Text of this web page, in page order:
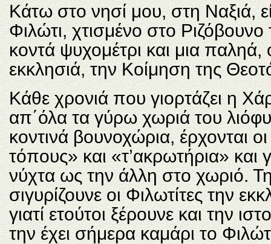
Κάτω στο νησί μου, στη Ναξιά,
Φιλώτι, χτισμένο στο Ριζόβουνο
κοντά ψυχομέτρι και μια
εκκλησιά, την Κοίμηση της
Κάθε χρονιά που γιορτάζει η
απ΄όλα τα γύρω χωριά του
κοντινά βουνοχώρια, έρχονται
τόπους» και «τ’ακρωτήρια» και
νύχτα ως την άλλη στο χωριό.
σιγυρίζουνε οι Φιλωτίτες την
γιατί ετούτοι ξέρουνε και την
την έχει σήμερα καμάρι το